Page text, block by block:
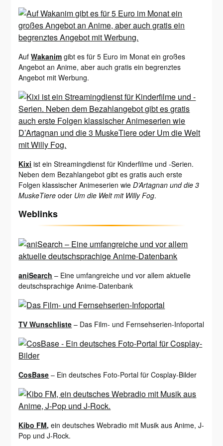
AufWakanim gibt es für 5 Euro im Monat ein großes
Angebot an Anime, aber auch gratis ein begrenztes
Angebot mit Werbung.
Kixi ist ein Streamingdienst für Kinderfilme und -Serien.
Neben dem Bezahlangebot gibt es gratis auch erste
Folgen klassischer Animeserien wieD’Artagnan und die 3
MuskeTiere oder Um die Welt mit Willy Fog.
Weblinks
aniSearch – Eine umfangreiche und vor allem aktuelle
deutschsprachige Anime-Datenbank
TV Wunschliste – Das Film- und Fernsehserien-Infoportal
CosBase – Ein deutsches Foto-Portal für Cosplay-Bilder
Kibo FM, ein deutsches Webradio mit Musik aus Anime, J-
Pop und J-Rock.